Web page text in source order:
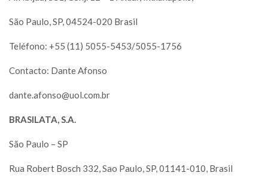
São Paulo, SP, 04524-020 Brasil
Teléfono: +55 (11) 5055-5453/5055-1756
Contacto: Dante Afonso
dante.afonso@uol.com.br
BRASILATA, S.A.
São Paulo – SP
Rua Robert Bosch 332, Sao Paulo, SP, 01141-010, Brasil